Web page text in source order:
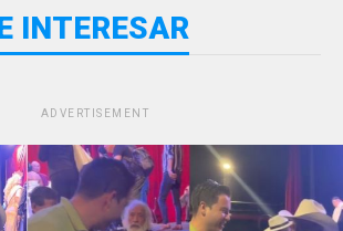
INTERESAR
ADVERTISEMENT